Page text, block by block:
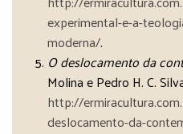
experimental-e-a-
moderna/.
O deslocamento da
Molina e Pedro H. C.
http://
deslocamento-da-